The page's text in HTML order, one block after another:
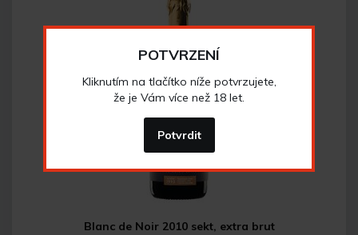
Blanc de Noir 2010 sekt, extra brut
POTVRZENÍ
Kliknutím na tlačítko níže potvrzujete,
že je Vám více než 18 let.
Potvrdit